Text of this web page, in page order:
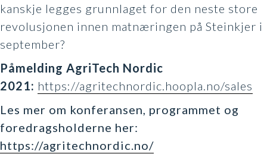
kanskje legges grunnlaget for den neste store
revolusjonen innen matnæringen på Steinkjer i
september?
Påmelding AgriTech Nordic
2021: https://agritechnordic.hoopla.no/sales
Les mer om konferansen, programmet og
foredragsholderne her:
https://agritechnordic.no/